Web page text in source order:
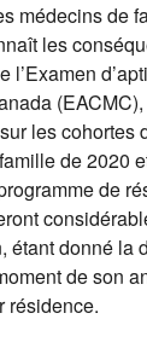
médecins de
les
l’Examen
les cohortes
de 2020
de
étant donné la
de son
résidence.